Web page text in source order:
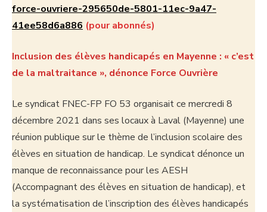
force-ouvriere-295650de-5801-11ec-9a47-
41ee58d6a886 (pour abonnés)
Inclusion des élèves handicapés en Mayenne : « c’est
de la maltraitance », dénonce Force Ouvrière
Le syndicat FNEC-FP FO 53 organisait ce mercredi 8
décembre 2021 dans ses locaux à Laval (Mayenne) une
réunion publique sur le thème de l’inclusion scolaire des
élèves en situation de handicap. Le syndicat dénonce un
manque de reconnaissance pour les AESH
(Accompagnant des élèves en situation de handicap), et
la systématisation de l’inscription des élèves handicapés